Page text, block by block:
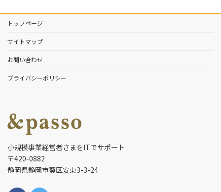
トップページ
サイトマップ
お問い合わせ
プライバシーポリシー
小規模事業経営者さまをITでサポート
〒420-0882
静岡県静岡市葵区安東3-3-24